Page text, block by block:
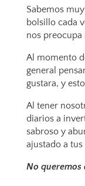
Sabemos
bolsillo cada
nos preocupa
Al momento
general
gustara, y
Al tener
diarios a
sabroso y
ajustado a tus
No queremos